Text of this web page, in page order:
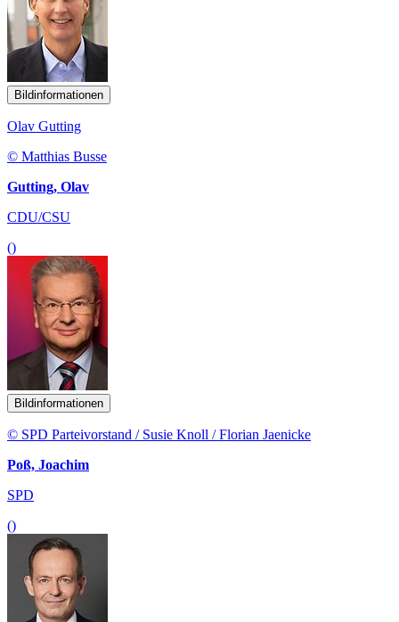
Bildinformationen
Olav Gutting
© Matthias Busse
Gutting, Olav
CDU/CSU
()
Bildinformationen
© SPD Parteivorstand / Susie Knoll / Florian Jaenicke
Poß, Joachim
SPD
()